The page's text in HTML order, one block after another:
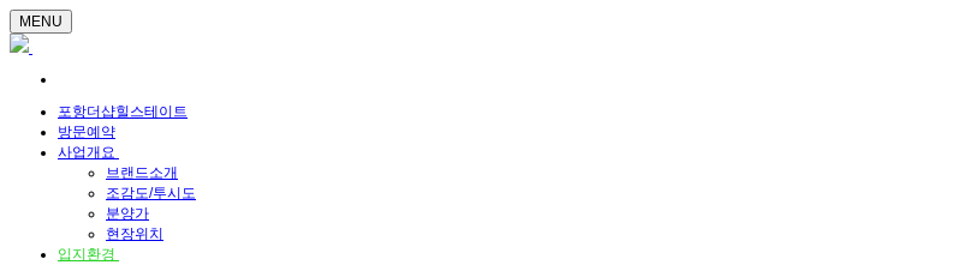
MENU
포항더샵힐스테이트
방문예약
사업개요
브랜드소개
조감도/투시도
분양가
현장위치
입지환경